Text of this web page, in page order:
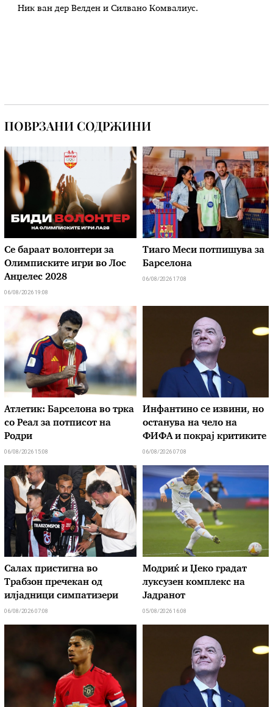
Ник ван дер Велден и Силвано Комвалиус.
ПОВРЗАНИ СОДРЖИНИ
Се бараат волонтери за
Олимписките игри во Лос
Анџелес 2028
06/08/2026 19:08
Тиаго Меси потпишува за
Барселона
06/08/2026 17:08
Атлетик: Барселона во трка
со Реал за потписот на
Родри
06/08/2026 15:08
Инфантино се извини, но
останува на чело на
ФИФА и покрај критиките
06/08/2026 07:08
Салах пристигна во
Трабзон пречекан од
илјадници симпатизери
06/08/2026 07:08
Модриќ и Џеко градат
луксузен комплекс на
Јадранот
05/08/2026 16:08